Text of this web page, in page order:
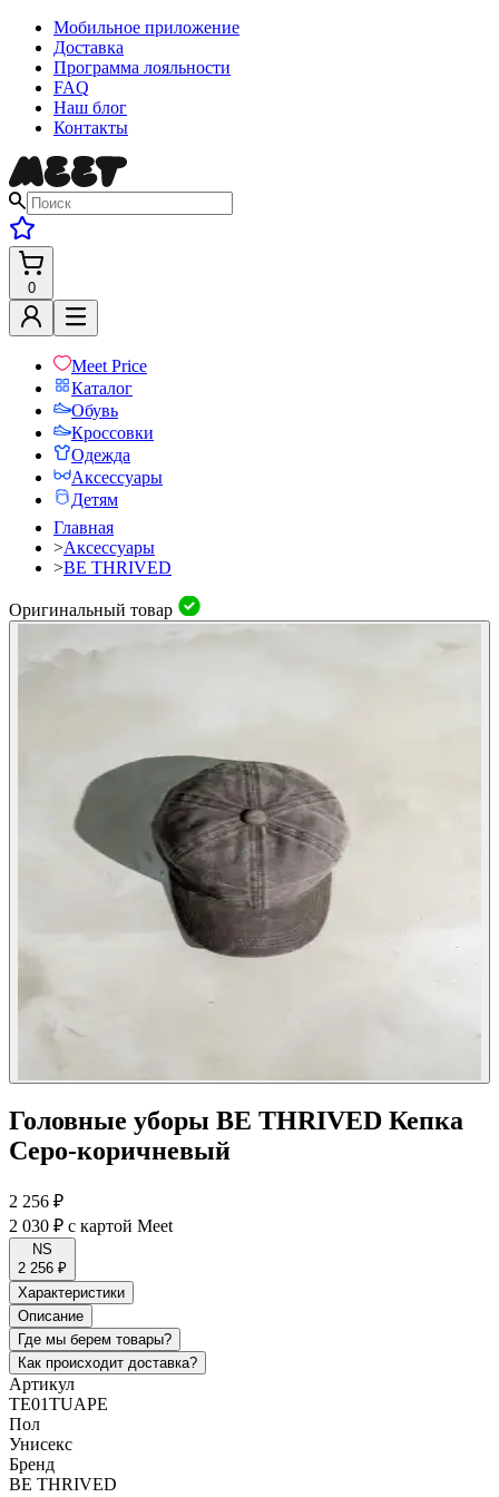
Мобильное приложение
Доставка
Программа лояльности
FAQ
Наш блог
Контакты
0
Meet Price
Каталог
Обувь
Кроссовки
Одежда
Аксессуары
Детям
Главная
>Аксессуары
>BE THRIVED
Оригинальный товар
Головные уборы BE THRIVED Кепка
Серо-коричневый
2 256 ₽
2 030 ₽ с картой Meet
NS
2 256 ₽
Характеристики
Описание
Где мы берем товары?
Как происходит доставка?
Артикул
TE01TUAPE
Пол
Унисекс
Бренд
BE THRIVED